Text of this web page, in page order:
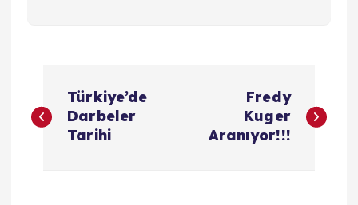
a
Türkiye’de
Darbeler
Tarihi
Fredy
Kuger
Aranıyor!!!